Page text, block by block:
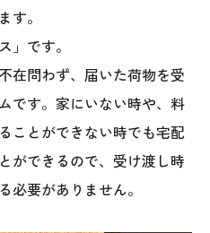
す。
」です。
在問わず、届いた荷物を受
です。家にいない時や、料
ことができない時でも宅配
ができるので、受け渡し時
必要がありません。